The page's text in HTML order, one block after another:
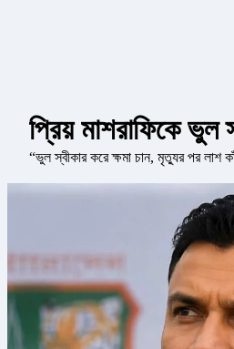
প্রিয় মাশরাফিকে ভুল
“ভুল স্বীকার করে ক্ষমা চান, মৃত্যুর পর লাশ